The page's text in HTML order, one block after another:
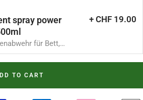
spray power
für Bett,
+ CHF 19.00
TO CART